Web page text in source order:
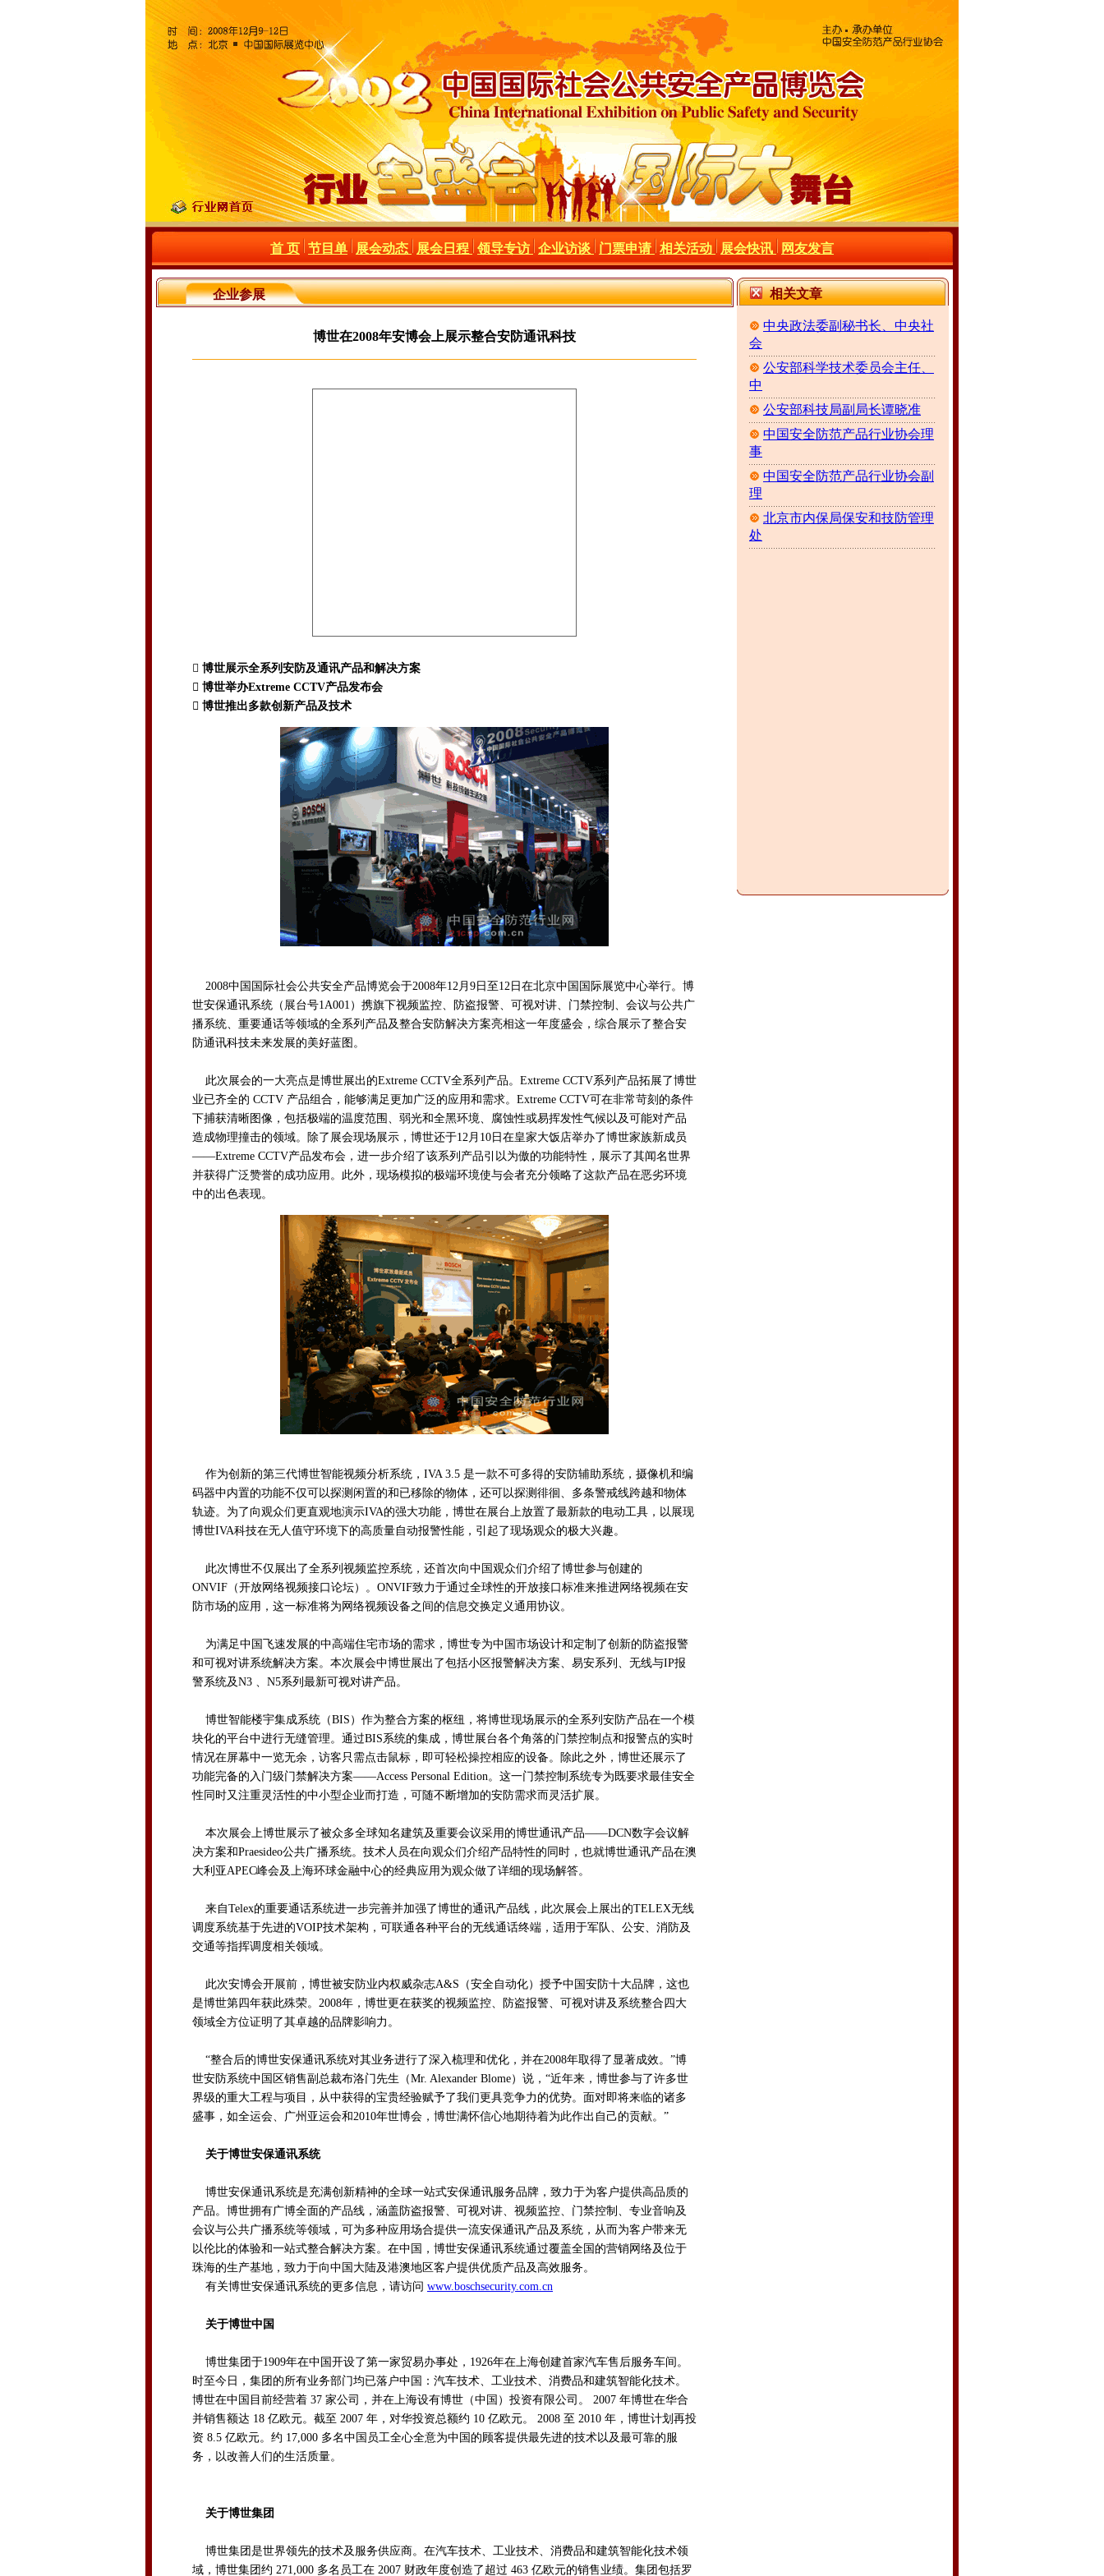
首 页 节目单 展会动态 展会日程 领导专访 企业访谈 门票申请 相关活动 展会快讯 网友发言
企业参展
博世在2008年安博会上展示整合安防通讯科技
 博世展示全系列安防及通讯产品和解决方案
 博世举办Extreme CCTV产品发布会
 博世推出多款创新产品及技术
2008中国国际社会公共安全产品博览会于2008年12月9日至12日在北京中国国际展览中心举行。博
世安保通讯系统（展台号1A001）携旗下视频监控、防盗报警、可视对讲、门禁控制、会议与公共广
播系统、重要通话等领域的全系列产品及整合安防解决方案亮相这一年度盛会，综合展示了整合安
防通讯科技未来发展的美好蓝图。
此次展会的一大亮点是博世展出的Extreme CCTV全系列产品。Extreme CCTV系列产品拓展了博世
业已齐全的 CCTV 产品组合，能够满足更加广泛的应用和需求。Extreme CCTV可在非常苛刻的条件
下捕获清晰图像，包括极端的温度范围、弱光和全黑环境、腐蚀性或易挥发性气候以及可能对产品
造成物理撞击的领域。除了展会现场展示，博世还于12月10日在皇家大饭店举办了博世家族新成员
——Extreme CCTV产品发布会，进一步介绍了该系列产品引以为傲的功能特性，展示了其闻名世界
并获得广泛赞誉的成功应用。此外，现场模拟的极端环境使与会者充分领略了这款产品在恶劣环境
中的出色表现。
作为创新的第三代博世智能视频分析系统，IVA 3.5 是一款不可多得的安防辅助系统，摄像机和编
码器中内置的功能不仅可以探测闲置的和已移除的物体，还可以探测徘徊、多条警戒线跨越和物体
轨迹。为了向观众们更直观地演示IVA的强大功能，博世在展台上放置了最新款的电动工具，以展现
博世IVA科技在无人值守环境下的高质量自动报警性能，引起了现场观众的极大兴趣。
此次博世不仅展出了全系列视频监控系统，还首次向中国观众们介绍了博世参与创建的
ONVIF（开放网络视频接口论坛）。ONVIF致力于通过全球性的开放接口标准来推进网络视频在安
防市场的应用，这一标准将为网络视频设备之间的信息交换定义通用协议。
为满足中国飞速发展的中高端住宅市场的需求，博世专为中国市场设计和定制了创新的防盗报警
和可视对讲系统解决方案。本次展会中博世展出了包括小区报警解决方案、易安系列、无线与IP报
警系统及N3 、N5系列最新可视对讲产品。
博世智能楼宇集成系统（BIS）作为整合方案的枢纽，将博世现场展示的全系列安防产品在一个模
块化的平台中进行无缝管理。通过BIS系统的集成，博世展台各个角落的门禁控制点和报警点的实时
情况在屏幕中一览无余，访客只需点击鼠标，即可轻松操控相应的设备。除此之外，博世还展示了
功能完备的入门级门禁解决方案——Access Personal Edition。这一门禁控制系统专为既要求最佳安全
性同时又注重灵活性的中小型企业而打造，可随不断增加的安防需求而灵活扩展。
本次展会上博世展示了被众多全球知名建筑及重要会议采用的博世通讯产品——DCN数字会议解
决方案和Praesideo公共广播系统。技术人员在向观众们介绍产品特性的同时，也就博世通讯产品在澳
大利亚APEC峰会及上海环球金融中心的经典应用为观众做了详细的现场解答。
来自Telex的重要通话系统进一步完善并加强了博世的通讯产品线，此次展会上展出的TELEX无线
调度系统基于先进的VOIP技术架构，可联通各种平台的无线通话终端，适用于军队、公安、消防及
交通等指挥调度相关领域。
此次安博会开展前，博世被安防业内权威杂志A&S（安全自动化）授予中国安防十大品牌，这也
是博世第四年获此殊荣。2008年，博世更在获奖的视频监控、防盗报警、可视对讲及系统整合四大
领域全方位证明了其卓越的品牌影响力。
“整合后的博世安保通讯系统对其业务进行了深入梳理和优化，并在2008年取得了显著成效。”博
世安防系统中国区销售副总裁布洛门先生（Mr. Alexander Blome）说，“近年来，博世参与了许多世
界级的重大工程与项目，从中获得的宝贵经验赋予了我们更具竞争力的优势。面对即将来临的诸多
盛事，如全运会、广州亚运会和2010年世博会，博世满怀信心地期待着为此作出自己的贡献。”
关于博世安保通讯系统
博世安保通讯系统是充满创新精神的全球一站式安保通讯服务品牌，致力于为客户提供高品质的
产品。博世拥有广博全面的产品线，涵盖防盗报警、可视对讲、视频监控、门禁控制、专业音响及
会议与公共广播系统等领域，可为多种应用场合提供一流安保通讯产品及系统，从而为客户带来无
以伦比的体验和一站式整合解决方案。在中国，博世安保通讯系统通过覆盖全国的营销网络及位于
珠海的生产基地，致力于向中国大陆及港澳地区客户提供优质产品及高效服务。
有关博世安保通讯系统的更多信息，请访问 www.boschsecurity.com.cn
关于博世中国
博世集团于1909年在中国开设了第一家贸易办事处，1926年在上海创建首家汽车售后服务车间。
时至今日，集团的所有业务部门均已落户中国：汽车技术、工业技术、消费品和建筑智能化技术。
博世在中国目前经营着 37 家公司，并在上海设有博世（中国）投资有限公司。 2007 年博世在华合
并销售额达 18 亿欧元。截至 2007 年，对华投资总额约 10 亿欧元。 2008 至 2010 年，博世计划再投
资 8.5 亿欧元。约 17,000 多名中国员工全心全意为中国的顾客提供最先进的技术以及最可靠的服
务，以改善人们的生活质量。
关于博世集团
博世集团是世界领先的技术及服务供应商。在汽车技术、工业技术、消费品和建筑智能化技术领
域，博世集团约 271,000 多名员工在 2007 财政年度创造了超过 463 亿欧元的销售业绩。集团包括罗
相关文章
中央政法委副秘书长、中央社
会
公安部科学技术委员会主任、
中
公安部科技局副局长谭晓准
中国安全防范产品行业协会理
事
中国安全防范产品行业协会副
理
北京市内保局保安和技防管理
处